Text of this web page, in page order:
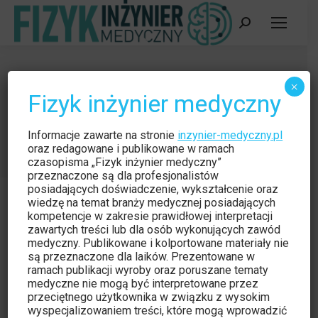
Szukaj:
Okazji Światowego Dnia Radiologii
Strona główna
Wydarzenie
XI Ogólnopolskie Warsztaty z Okazji…
Szanowni Państwo,
W imieniu Komitetu Naukowego oraz
Fizyk inżynier medyczny
Informacje zawarte na stronie inzynier-medyczny.pl
oraz redagowane i publikowane w ramach
czasopisma „Fizyk inżynier medyczny”
przeznaczone są dla profesjonalistów
posiadających doświadczenie, wykształcenie oraz
wiedzę na temat branży medycznej posiadających
kompetencje w zakresie prawidłowej interpretacji
zawartych treści lub dla osób wykonujących zawód
medyczny. Publikowane i kolportowane materiały nie
są przeznaczone dla laików. Prezentowane w
ramach publikacji wyroby oraz poruszane tematy
medyczne nie mogą być interpretowane przez
przeciętnego użytkownika w związku z wysokim
wyspecjalizowaniem treści, które mogą wprowadzić
×